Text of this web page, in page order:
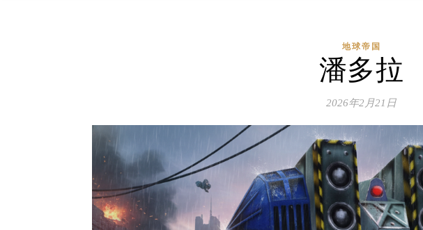
地球帝国
潘多拉
2026年2月21日